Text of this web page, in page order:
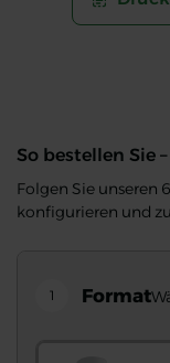
So bestellen Sie
Folgen Sie unseren
konfigurieren und
1 Format